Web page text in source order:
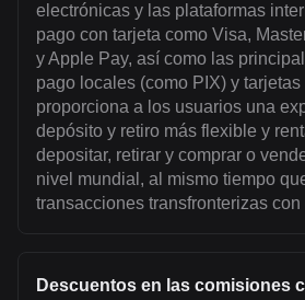
electrónicas y las plataformas
pago con tarjeta como Visa,
y Apple Pay, así como las
pago locales (como PIX) y
proporciona a los usuarios una
depósito y retiro más flexible y
depositar, retirar y comprar o
nivel mundial, al mismo tiempo
transacciones transfronterizas
Descuentos en las comisiones